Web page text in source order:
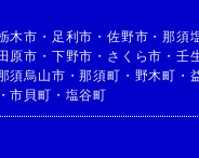
木市 ・ 足利市 ・佐野市 ・那須
原市 ・ 下野市 ・ さくら市 ・壬
須烏山市 ・那須町 ・ 野木町 ・
・市貝町 ・ 塩谷町